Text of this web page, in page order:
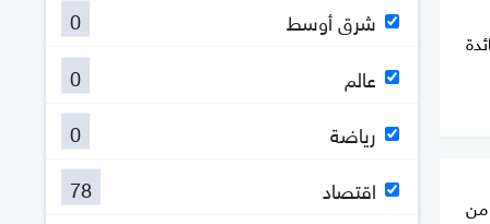
من
شرق أوسط
0
عالم
0
رياضة
0
اقتصاد
78